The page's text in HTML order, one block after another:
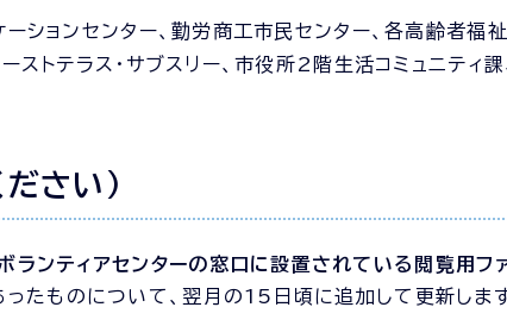
ションセンター、勤労商工市民センター、各高齢者福
ストテラス・サブスリー、市役所2階生活コミュニティ
ださい)
ランティアセンターの窓口に設置されている閲覧用フ
たものについて、翌月の15日頃に追加して更新しま